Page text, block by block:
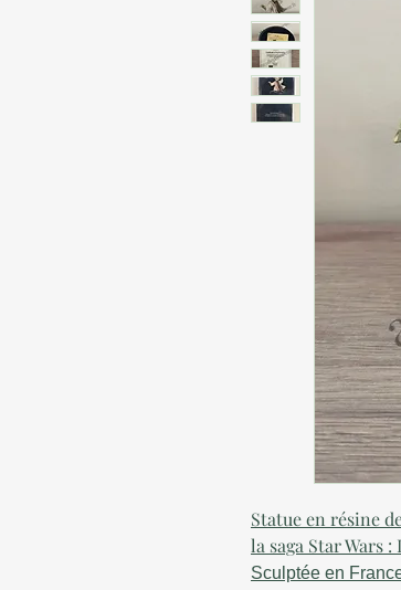
Statue en résine
la saga Star Wars :
Sculptée en